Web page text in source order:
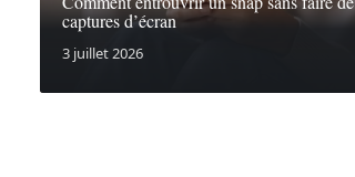
captures d’écran
3 juillet 2026